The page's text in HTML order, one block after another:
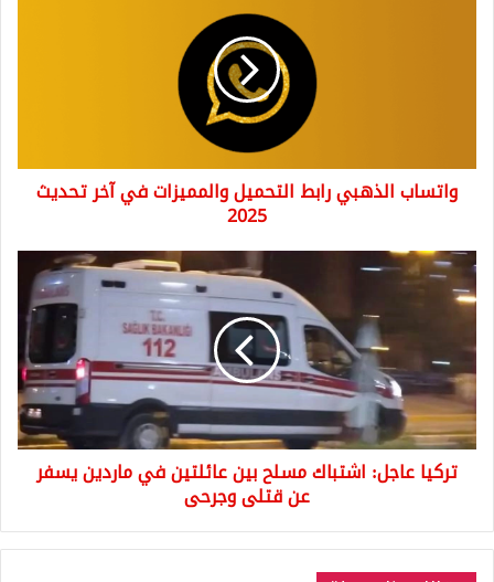
2025
واتساب الذهبي رابط التحميل والمميزات في آخر تحديث
2025
تركيا
عاجل:
اشتباك
بين
عائلتين
في
ماردين
يسفر
تركيا عاجل: اشتباك مسلح بين عائلتين في ماردين يسفر
عن قتلى وجرحى